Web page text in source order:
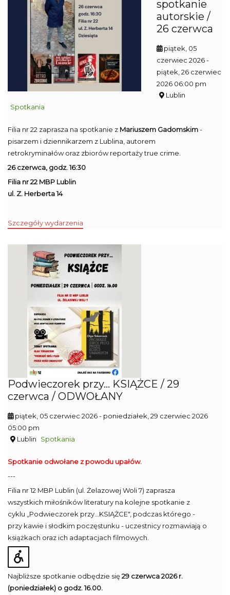
spotkanie
autorskie /
26 czerwca
piątek, 05
czerwiec 2026-
piątek, 26 czerwiec
2026 06:00 pm
Lublin
Spotkania
Filia nr 22 zaprasza na spotkanie z Mariuszem Gadomskim-
pisarzem i dziennikarzem z Lublina, autorem
retrokryminałów oraz zbiorów reportaży true crime.
26 czerwca, godz. 16:30
Filia nr 22 MBP Lublin
ul. Z. Herberta 14
Szczegóły wydarzenia
Podwieczorek przy... KSIĄŻCE / 29
czerwca / ODWOŁANY
piątek, 05 czerwiec 2026- poniedziałek, 29 czerwiec 2026
05:00 pm
Lublin
Spotkania
Spotkanie odwołane z powodu upałów.
---
Filia nr 12 MBP Lublin (ul. Żelazowej Woli 7) zaprasza
wszystkich miłośników literatury na kolejne spotkanie z
cyklu „Podwieczorek przy...KSIĄŻCE", podczas którego -
przy kawie i słodkim poczęstunku - uczestnicy rozmawiają o
książkach oraz ich adaptacjach filmowych.
Najbliższe spotkanie odbędzie się29 czerwca 2026 r.
(poniedziałek) o godz. 16.00.